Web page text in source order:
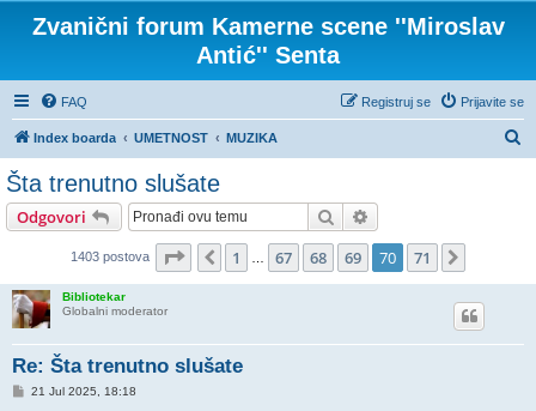
Zvanični forum Kamerne scene ''Miroslav
Antić'' Senta
FAQ Prijavite se
Registruj se
Index boarda UMETNOST MUZIKA
Šta trenutno slušate
Odgovori Pretraga
1403 postova Stranica 70 od 71
Prethodni
1 67 68 69 70 71
Bibliotekar
Globalni moderator
Re: Šta trenutno slušate
P21 Jul 2025, 18:18